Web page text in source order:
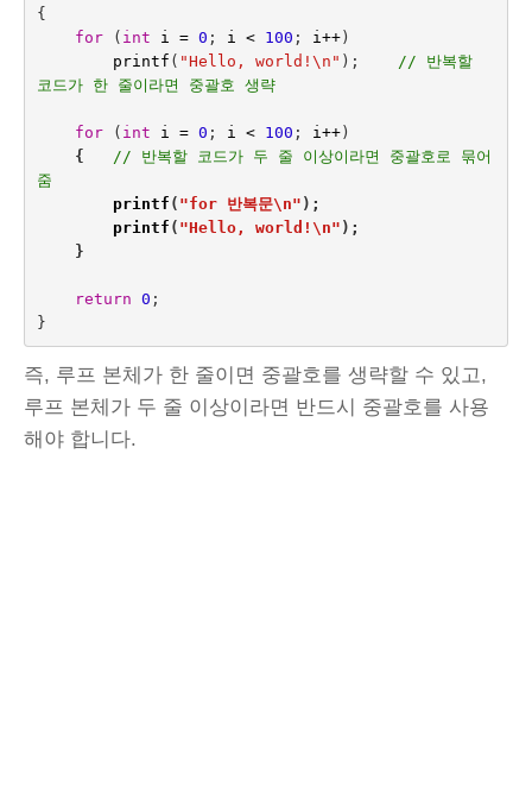
{
for
( int i = 0 ; i < 100 ; i ++)
printf ( "Hello, world! \n " );
// 반복할
코드가 한 줄이라면 중괄호 생략
for ( int i = 0 ; i < 100 ; i ++)
{
// 반복할 코드가 두 줄 이상이라면 중괄호로 묶어
줌
printf ( "for 반복문\n" );
printf ( "Hello, world! \n" );
}
return 0 ;
}
즉, 루프 본체가 한 줄이면 중괄호를 생략할 수 있고,
루프 본체가 두 줄 이상이라면 반드시 중괄호를 사용
해야 합니다.